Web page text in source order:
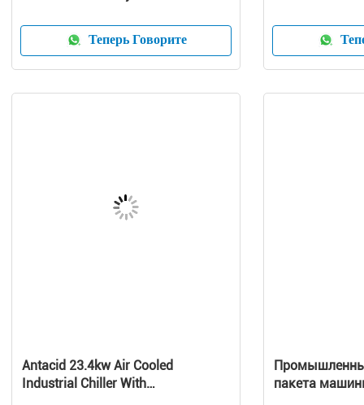
Теперь Говорите
Antacid 23.4kw Air Cooled
Industrial Chiller With
пакета